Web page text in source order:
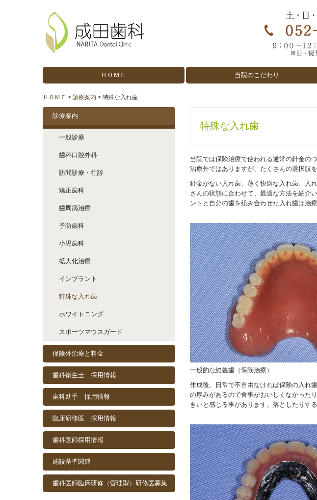
ＨＯＭＥ 当院のこだわり
ＨＯＭＥ 診療案内 特殊な入れ歯
診療案内
一般診療
歯科口腔外科
訪問診療・往診
矯正歯科
歯周病治療
予防歯科
小児歯科
拡大化治療
インプラント
特殊な入れ歯
ホワイトニング
スポーツマウスガード
保険外治療と料金
歯科衛生士 採用情報
歯科助手 採用情報
臨床研修医 採用情報
歯科医師採用情報
施設基準関連
歯科医師臨床研修（管理型）研修医募集
特殊な入れ歯
当院では保険治療で使われる通常の針金の
治療外ではありますが、たくさんの選択肢
針金がない入れ歯、薄く快適な入れ歯、入
さんの状態に合わせて、最適な方法を紹介
ントと自分の歯を組み合わせた入れ歯は治
一般的な総義歯（保険治療）
作成後、日常で不自由なければ保険の入れ
の厚みがあるので食事がおいしくなかった
きいと感じる事があります。落としたりす